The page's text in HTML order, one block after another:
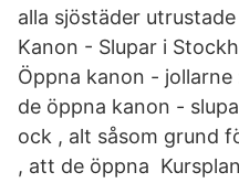
alla sjöstäder
Kanon - Slupar i
Öppna kanon -
de öppna kanon -
ock , alt såsom grund
, att de öppna